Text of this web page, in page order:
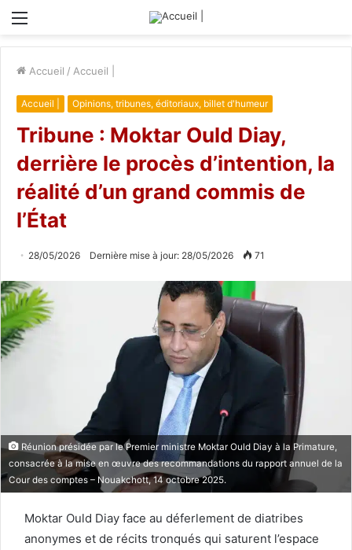
Menu
Accueil / Accueil |
Accueil | Opinions, tribunes, éditoriaux, billet d'humeur
Tribune : Moktar Ould Diay,
derrière le procès d’intention, la
réalité d’un grand commis de
l’État
28/05/2026 Dernière mise à jour: 28/05/2026 71
Réunion présidée par le Premier ministre Moktar Ould Diay à la Primature,
consacrée à la mise en œuvre des recommandations du rapport annuel de la
Cour des comptes – Nouakchott, 14 octobre 2025.
Moktar Ould Diay face au déferlement de diatribes
anonymes et de récits tronqués qui saturent l’espace